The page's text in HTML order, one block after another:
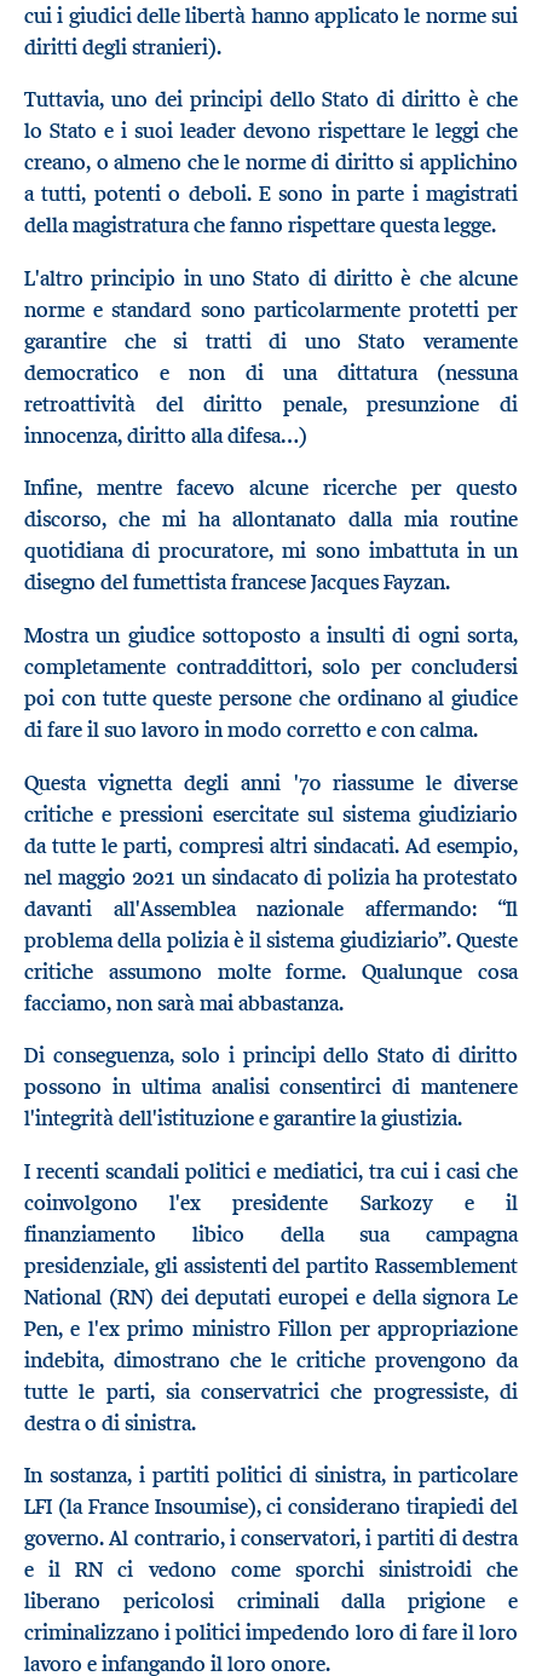
cui i giudici delle libertà hanno applicato le norme sui
diritti degli stranieri).
Tuttavia, uno dei principi dello Stato di diritto è che
lo Stato e i suoi leader devono rispettare le leggi che
creano, o almeno che le norme di diritto si applichino
a tutti, potenti o deboli. E sono in parte i magistrati
della magistratura che fanno rispettare questa legge.
L'altro principio in uno Stato di diritto è che alcune
norme e standard sono particolarmente protetti per
garantire che si tratti di uno Stato veramente
democratico e non di una dittatura (nessuna
retroattività del diritto penale, presunzione di
innocenza, diritto alla difesa…)
Infine, mentre facevo alcune ricerche per questo
discorso, che mi ha allontanato dalla mia routine
quotidiana di procuratore, mi sono imbattuta in un
disegno del fumettista francese Jacques Fayzan.
Mostra un giudice sottoposto a insulti di ogni sorta,
completamente contraddittori, solo per concludersi
poi con tutte queste persone che ordinano al giudice
di fare il suo lavoro in modo corretto e con calma.
Questa vignetta degli anni '70 riassume le diverse
critiche e pressioni esercitate sul sistema giudiziario
da tutte le parti, compresi altri sindacati. Ad esempio,
nel maggio 2021 un sindacato di polizia ha protestato
davanti all'Assemblea nazionale affermando: “Il
problema della polizia è il sistema giudiziario”. Queste
critiche assumono molte forme. Qualunque cosa
facciamo, non sarà mai abbastanza.
Di conseguenza, solo i principi dello Stato di diritto
possono in ultima analisi consentirci di mantenere
l'integrità dell'istituzione e garantire la giustizia.
I recenti scandali politici e mediatici, tra cui i casi che
coinvolgono l'ex presidente Sarkozy e il
finanziamento libico della sua campagna
presidenziale, gli assistenti del partito Rassemblement
National (RN) dei deputati europei e della signora Le
Pen, e l'ex primo ministro Fillon per appropriazione
indebita, dimostrano che le critiche provengono da
tutte le parti, sia conservatrici che progressiste, di
destra o di sinistra.
In sostanza, i partiti politici di sinistra, in particolare
LFI (la France Insoumise), ci considerano tirapiedi del
governo. Al contrario, i conservatori, i partiti di destra
e il RN ci vedono come sporchi sinistroidi che
liberano pericolosi criminali dalla prigione e
criminalizzano i politici impedendo loro di fare il loro
lavoro e infangando il loro onore.